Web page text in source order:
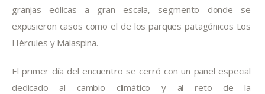
granjas eólicas a gran escala, segmento donde se
expusieron casos como el de los parques patagónicos Los
Hércules y Malaspina.
El primer día del encuentro se cerró con un panel especial
dedicado al cambio climático y al reto de la